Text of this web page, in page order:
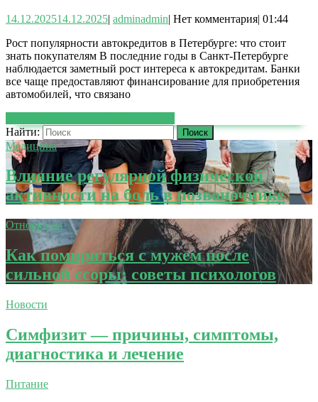
14.12.202514.12.2025| adminadmin| Нет комментария| 01:44
Рост популярности автокредитов в Петербурге: что стоит
знать покупателям В последние годы в Санкт-Петербурге
наблюдается заметный рост интереса к автокредитам. Банки
все чаще предоставляют финансирование для приобретения
автомобилей, что связано
Найти:
Медицина
Влияние регулярной физической
активности на боль в позвоночнике
Отношения
Как помириться с мужем после
сильной ссоры: советы психологов
Новости
Симфизит — причины, симптомы,
диагностика и лечение
Питание